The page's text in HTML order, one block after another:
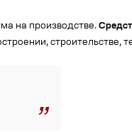
на производстве.
строительстве,